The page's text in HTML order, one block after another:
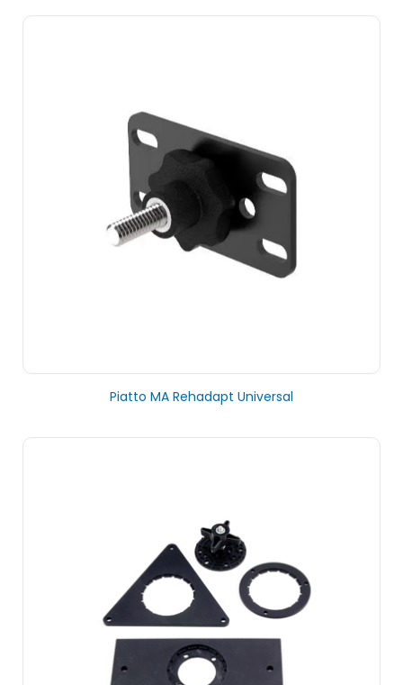
Piatto MA Rehadapt Universal